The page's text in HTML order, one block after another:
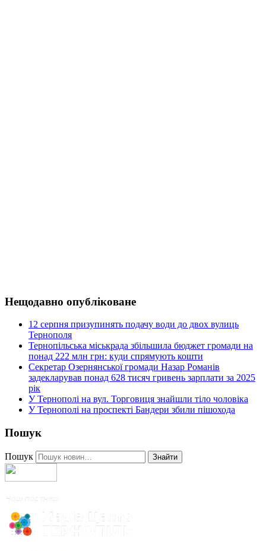
Нещодавно опубліковане
12 серпня призупинять подачу води до двох вулиць
Тернополя
Тернопільська міськрада збільшила бюджет громади на
понад 222 млн грн: куди спрямують кошти
Секретар Озернянської громади Назар Романів
задекларував понад 628 тисяч гривень зарплати за 2025
рік
У Тернополі на вул. Торговиця знайшли тіло чоловіка
У Тернополі на проспекті Бандери збили пішохода
Пошук
Пошук Знайти